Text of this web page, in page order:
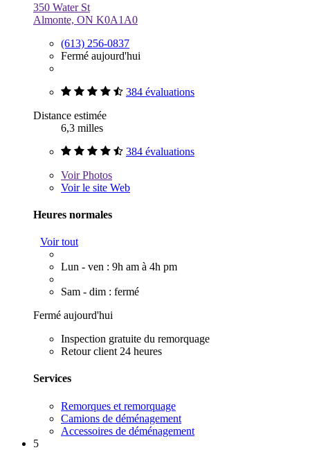
350 Water St
Almonte, ON K0A1A0
(613) 256-0837
Fermé aujourd'hui
384 évaluations
Distance estimée
6,3 milles
384 évaluations
VoirPhotos
Voir le site Web
Heures normales
Voir tout
Lun - ven : 9h am à 4h pm
Sam - dim : fermé
Fermé aujourd'hui
Inspection gratuite du remorquage
Retour client 24 heures
Services
Remorques et remorquage
Camions de déménagement
Accessoires de déménagement
5